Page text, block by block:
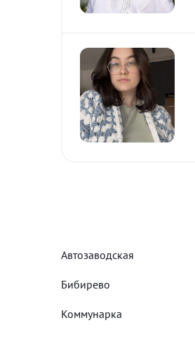
Автозаводская
Бибирево
Коммунарка